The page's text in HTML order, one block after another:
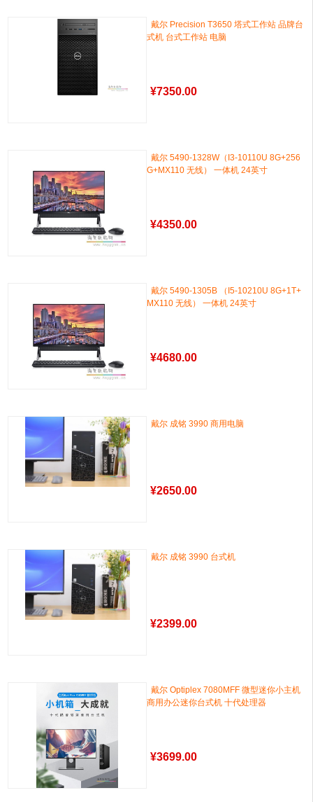
戴尔 Precision T3650 塔式工作站 品牌台
式机 台式工作站 电脑
¥7350.00
戴尔 5490-1328W（I3-10110U 8G+256
G+MX110 无线） 一体机 24英寸
¥4350.00
戴尔 5490-1305B （I5-10210U 8G+1T+
MX110 无线） 一体机 24英寸
¥4680.00
戴尔 成铭 3990 商用电脑
¥2650.00
戴尔 成铭 3990 台式机
¥2399.00
戴尔 Optiplex 7080MFF 微型迷你小主机
商用办公迷你台式机 十代处理器
¥3699.00